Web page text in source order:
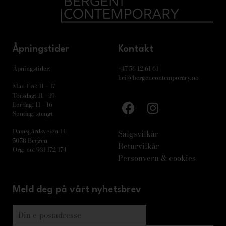
Åpningstider
Åpningstider:
Man-Fre: 11 – 17
Torsdag: 11 – 19
Lørdag: 11 – 16
Søndag: stengt
Damsgårdsveien 14
5058 Bergen
Org. no: 931 172 174
Kontakt
+47 56 12 61 61
hei@bergencontemporary.no
Salgsvilkår
Returvilkår
Personvern & cookies
Meld deg på vårt nyhetsbrev